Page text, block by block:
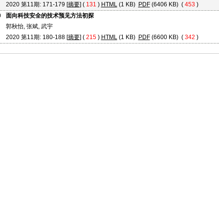
2020 第11期: 171-179 [摘要] (131 ) HTML(1 KB) PDF(6406 KB) ( 453 )
面向科技安全的技术预见方法初探
郭秋怡, 张斌, 武宇
2020 第11期: 180-188 [摘要] (215) HTML(1 KB) PDF(6600 KB) ( 342 )